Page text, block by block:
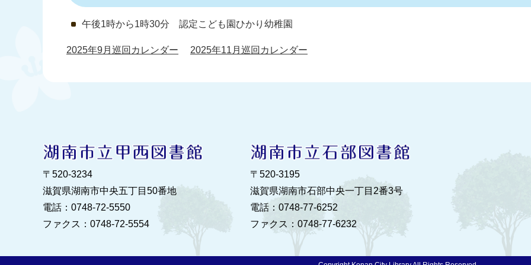
午後1時から1時30分 認定こども園ひかり幼稚園
2025年9月巡回カレンダー 2025年11月巡回カレンダー
〒520‐3234
滋賀県湖南市中央五丁目50番地
電話：0748‐72‐5550
ファクス：0748‐72‐5554
〒520‐3195
滋賀県湖南市石部中央一丁目2番3号
電話：0748‐77‐6252
ファクス：0748‐77‐6232